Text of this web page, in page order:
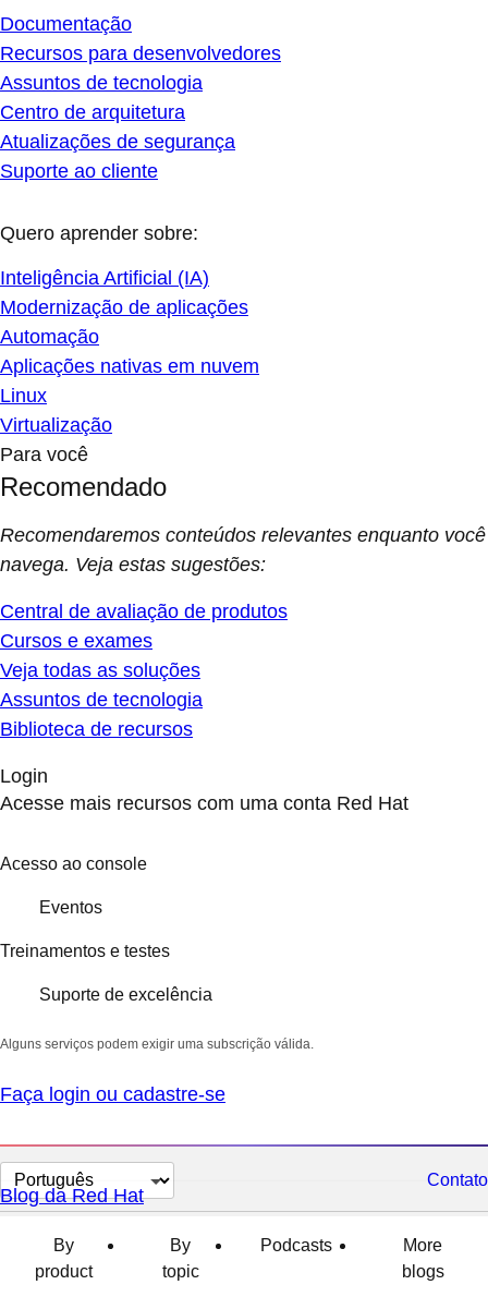
Documentação
Recursos para desenvolvedores
Assuntos de tecnologia
Centro de arquitetura
Atualizações de segurança
Suporte ao cliente
Quero aprender sobre:
Inteligência Artificial (IA)
Modernização de aplicações
Automação
Aplicações nativas em nuvem
Linux
Virtualização
Para você
Recomendado
Recomendaremos conteúdos relevantes enquanto você
navega. Veja estas sugestões:
Central de avaliação de produtos
Cursos e exames
Veja todas as soluções
Assuntos de tecnologia
Biblioteca de recursos
Login
Acesse mais recursos com uma conta Red Hat
Acesso ao console
Eventos
Treinamentos e testes
Suporte de excelência
Alguns serviços podem exigir uma subscrição válida.
Faça login ou cadastre-se
Selecionar
idioma
Contato
Blog da Red Hat
By
product
By
topic
Podcasts
More
blogs